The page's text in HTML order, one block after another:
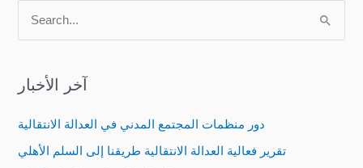
r
آخر الأخبار
دور منظمات المجتمع المدني في العدالة الانتقالية
تقرير فعالية العدالة الانتقالية طريقنا إلى السلم الأهلي